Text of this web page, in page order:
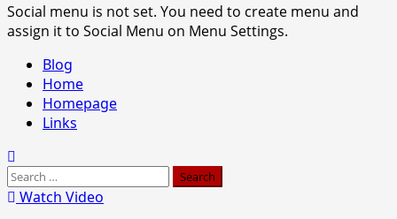
Social menu is not set. You need to create menu and
assign it to Social Menu on Menu Settings.
Primary
Menu
Blog
Home
Homepage
Links
Search
for:Watch Video